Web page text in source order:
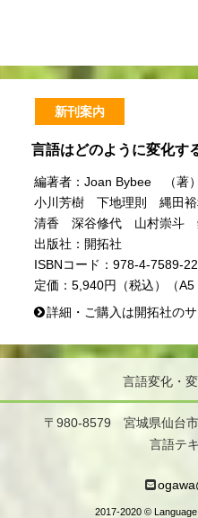
新刊案内
言語はどのように変化す
編著者： Joan Bybee （著
小川芳樹 下地理則 縄田
清香 深谷修代 山村崇斗
出版社： 開拓社
ISBNコード： 978-4-7589-
定価： 5,940円（税込）（
詳細・ご購入は開拓社の
言語変化・
〒980-8579 宮城県仙台
言語テ
2017-2020 ©